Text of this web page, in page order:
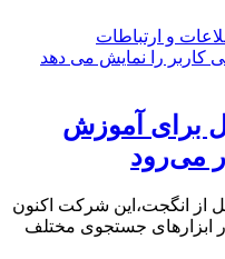
و ارتباطات
برای آموزش
می‌رود
از انگجت،این شرکت اکنون
ابزارهای جستجوی مختلف